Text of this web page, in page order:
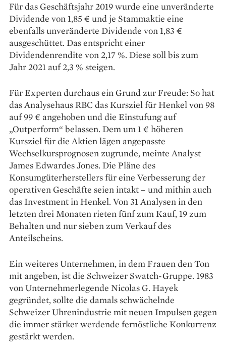
Für das Geschäftsjahr 2019 wurde eine unveränderte
Dividende von 1,85 € und je Stammaktie eine
ebenfalls unveränderte Dividende von 1,83 €
ausgeschüttet. Das entspricht einer
Dividendenrendite von 2,17 %. Diese soll bis zum
Jahr 2021 auf 2,3 % steigen.
Für Experten durchaus ein Grund zur Freude: So hat
das Analyse­haus RBC das Kursziel für Henkel von 98
auf 99 € ­angehoben und die Einstufung auf
„Outperform“ belassen. Dem um 1 € höheren
Kursziel für die Aktien ­lägen angepasste
Wechselkurs­prognosen zugrunde, meinte Analyst
James Edwardes Jones. Die ­Pläne des
Konsumgüterherstellers für eine Verbesserung der
operativen Geschäfte seien intakt – und mithin auch
das Investment in Henkel. Von 31 Analysen in den
letzten drei ­Monaten rieten fünf zum Kauf, 19 zum
Behalten und nur sieben zum Verkauf des
Anteilscheins.
Ein weiteres Unternehmen, in dem Frauen den Ton
mit angeben, ist die Schweizer Swatch-Gruppe. 1983
von Unternehmerlegende Nicolas G. Hayek
gegründet, sollte die damals schwächelnde
Schweizer Uhrenindustrie mit neuen Impulsen gegen
die immer stärker ­werdende fernöstliche Konkurrenz
gestärkt werden.